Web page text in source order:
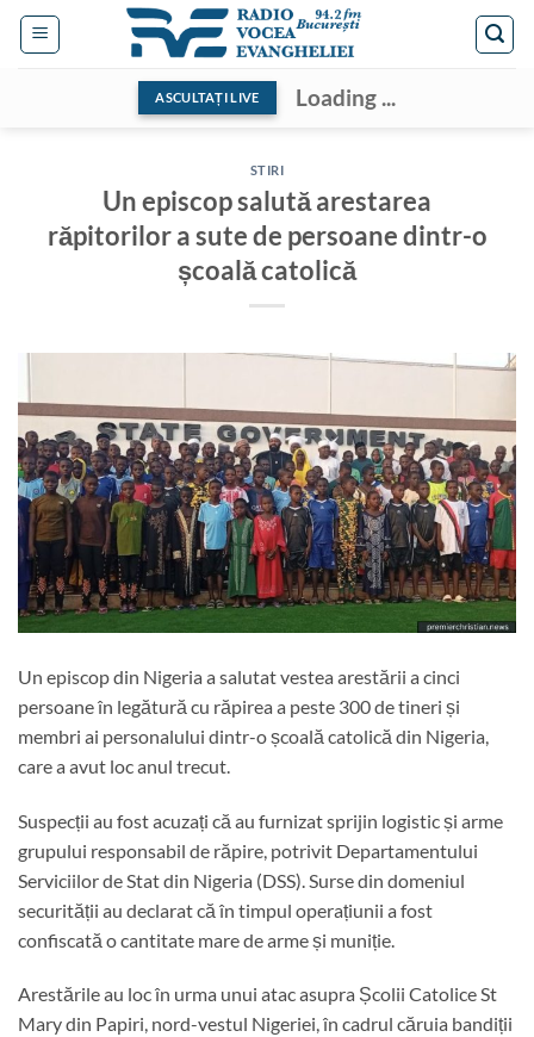
Skip
ASCULTAȚI LIVE Loading ...
STIRI
Un episcop salută arestarea
răpitorilor a sute de persoane dintr-o
școală catolică
Un episcop din Nigeria a salutat vestea arestării a cinci
persoane în legătură cu răpirea a peste 300 de tineri și
membri ai personalului dintr-o școală catolică din Nigeria,
care a avut loc anul trecut.
Suspecții au fost acuzați că au furnizat sprijin logistic și arme
grupului responsabil de răpire, potrivit Departamentului
Serviciilor de Stat din Nigeria (DSS). Surse din domeniul
securității au declarat că în timpul operațiunii a fost
confiscată o cantitate mare de arme și muniție.
Arestările au loc în urma unui atac asupra Școlii Catolice St
Mary din Papiri, nord-vestul Nigeriei, în cadrul căruia bandiții